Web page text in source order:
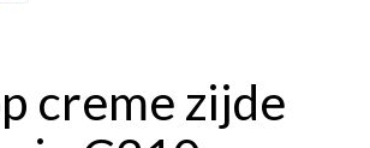
creme zijde